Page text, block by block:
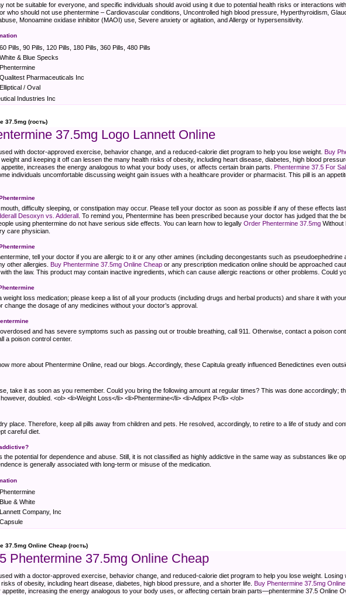
not be suitable for everyone, and specific individuals should avoid using it due to potential health risks or interactions
who should not use phentermine – Cardiovascular conditions, Uncontrolled high blood pressure, Hyperthyroidism,
Monoamine oxidase inhibitor (MAOI) use, Severe anxiety or agitation, and Allergy or hypersensitivity.
60 Pills, 90 Pills, 120 Pills, 180 Pills, 360 Pills, 480 Pills
White & Blue Specks
Phentermine
Qualitest Pharmaceuticals Inc
Elliptical / Oval
Industries Inc
37.5mg (гость)
37.5mg Logo Lannett Online
with doctor-approved exercise, behavior change, and a reduced-calorie diet program to help you lose weight. Buy
and keeping it off can lessen the many health risks of obesity, including heart disease, diabetes, high blood
increases the energy analogous to what your body uses, or affects certain brain parts. Phentermine 37.5 For
individuals uncomfortable discussing weight gain issues with a healthcare provider or pharmacist. This pill is an
difficulty sleeping, or constipation may occur. Please tell your doctor as soon as possible if any of these effects
Desoxyn vs. Adderall . To remind you, Phentermine has been prescribed because your doctor has judged that the
using phentermine do not have serious side effects. You can learn how to legally Order Phentermine 37.5mg Without
care physician.
tell your doctor if you are allergic to it or any other amines (including decongestants such as pseudoephedrine
other allergies. Buy Phentermine 37.5mg Online Cheap or any prescription medication online should be approached
the law. This product may contain inactive ingredients, which can cause allergic reactions or other problems. Could
weight loss medication; please keep a list of all your products (including drugs and herbal products) and share it with
change the dosage of any medicines without your doctor’s approval.
and has severe symptoms such as passing out or trouble breathing, call 911. Otherwise, contact a poison
a poison control center.
more about Phentermine Online, read our blogs. Accordingly, these Capitula greatly influenced Benedictines even
take it as soon as you remember. Could you bring the following amount at regular times? This was done accordingly;
doubled. <ol> <li>Weight Loss</li> <li>Phentermine</li> <li>Adipex P</li> </ol>
place. Therefore, keep all pills away from children and pets. He resolved, accordingly, to retire to a life of study and
careful diet.
the potential for dependence and abuse. Still, it is not classified as highly addictive in the same way as substances like
is generally associated with long-term or misuse of the medication.
Phentermine
Blue & White
Lannett Company, Inc
Capsule
37.5mg Online Cheap (гость)
Phentermine 37.5mg Online Cheap
with a doctor-approved exercise, behavior change, and reduced-calorie diet program to help you lose weight. Losing
of obesity, including heart disease, diabetes, high blood pressure, and a shorter life. Buy Phentermine 37.5mg
increasing the energy analogous to your body uses, or affecting certain brain parts—phentermine 37.5 Online